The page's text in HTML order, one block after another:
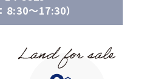
8:30〜17:30）